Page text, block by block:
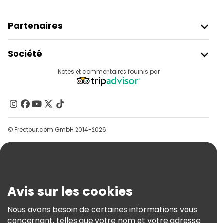
Partenaires
Connexion Du Fournisseur
Programme D’affiliation
Société
Contactez-Nous
Groupes
Aide
Conditions Générales Et Mentions Légales
Politique En Matière De Cookies
Notes et commentaires fournis par
© Freetour.com GmbH 2014-2026
Avis sur les cookies
Nous avons besoin de certaines informations vous
concernant, telles que votre nom et votre adresse